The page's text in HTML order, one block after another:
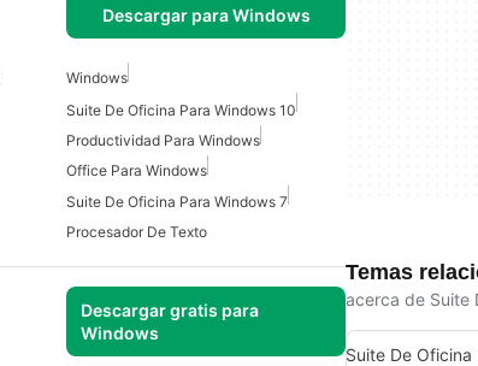
Descargar para Windows
Windows
Suite De Oficina Para Windows 10
Productividad Para Windows
Office Para Windows
Suite De Oficina Para Windows 7
Procesador De Texto
Descargar gratis para
Windows
Temas
acerca de Suite
Suite De Oficina